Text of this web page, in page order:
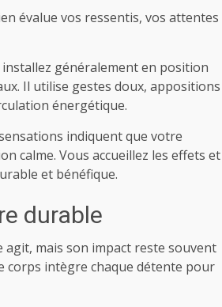
évalue vos ressentis, vos attentes
généralement en position
Il utilise gestes doux, appositions
énergétique.
indiquent que votre
calme. Vous accueillez les effets et
et bénéfique.
durable
mais son impact reste souvent
corps intègre chaque détente pour